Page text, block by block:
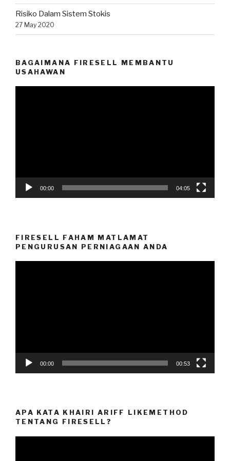
Risiko Dalam Sistem Stokis
27 May 2020
BAGAIMANA FIRESELL MEMBANTU
USAHAWAN
00:00 04:05
FIRESELL FAHAM MATLAMAT
PENGURUSAN PERNIAGAAN ANDA
00:00 00:53
APA KATA KHAIRI ARIFF LIKEMETHOD
TENTANG FIRESELL?